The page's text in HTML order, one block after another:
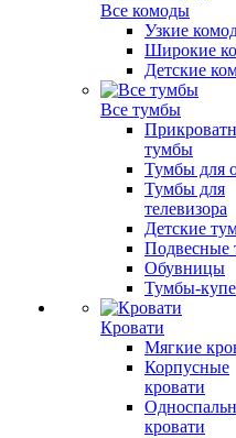
Все комоды
Узкие
Широкие
Детские
Все тумбы
тумбы
Тумбы для
Тумбы для
телевизора
Детские
Подвесные
Обувницы
Тумбы-купе
Кровати
Мягкие
Корпусные
кровати
кровати